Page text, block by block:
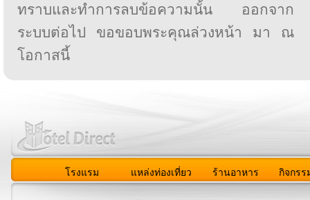
ทราบและทำการลบข้อความนั้น ออกจาก
ระบบต่อไป ขอขอบพระคุณล่วงหน้า มา ณ
โอกาสนี้
โรงแรม แหล่งท่องเที่ยว ร้านอาหาร กิจกรร